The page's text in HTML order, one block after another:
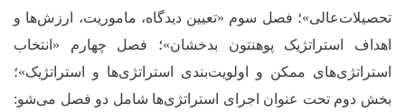
تحصیلات‌عالی»؛ فصل سوم «تعیین دیدگاه، ماموریت، ارزش‌ها و
اهداف استراتژیک پوهنتون بدخشان»؛ فصل چهارم «انتخاب
استراتژی‌های ممکن و اولویت‌بندی استراتژی‌ها و استراتژیک»؛
بخش دوم تحت عنوان اجرای استراتژی‌ها شامل دو فصل می‌شو: